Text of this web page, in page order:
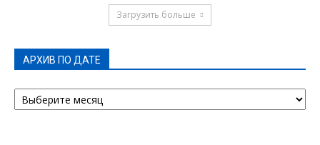
Загрузить больше
АРХИВ ПО ДАТЕ
АРХИВ
ПО